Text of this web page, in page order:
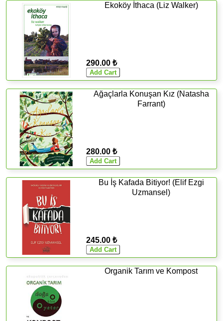
Ekoköy İthaca (Liz Walker)
290.00 ₺
Ağaçlarla Konuşan Kız (Natasha
Farrant)
280.00 ₺
Bu İş Kafada Bitiyor! (Elif Ezgi
Uzmansel)
245.00 ₺
Organik Tarım ve Kompost